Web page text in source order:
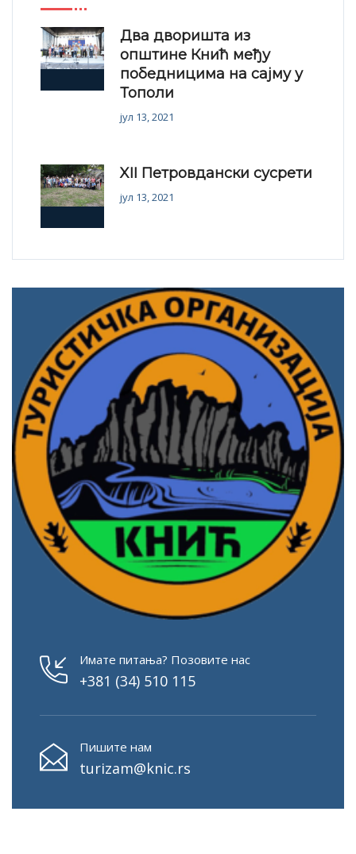
Два дворишта из
општине Кнић међу
победницима на сајму у
Тополи
јул 13, 2021
XII Петровдански сусрети
јул 13, 2021
Имате питања? Позовите нас
+381 (34) 510 115
Пишите нам
turizam@knic.rs